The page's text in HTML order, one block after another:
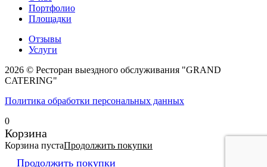
Портфолио
Площадки
Отзывы
Услуги
2026 © Ресторан выездного обслуживания "GRAND
CATERING"
Политика обработки персональных данных
0
Корзина
Корзина пустаПродолжить покупки
Продолжить покупки